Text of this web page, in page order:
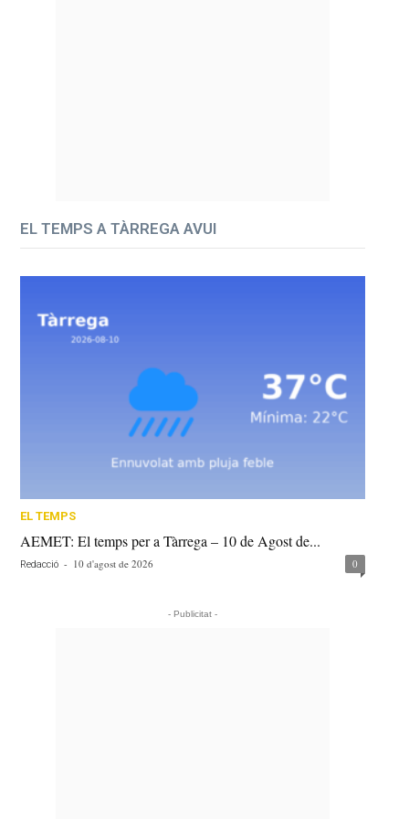
EL TEMPS A TÀRREGA AVUI
EL TEMPS
AEMET: El temps per a Tàrrega – 10 de Agost de...
Redacció - 10 d'agost de 2026 0
- Publicitat -